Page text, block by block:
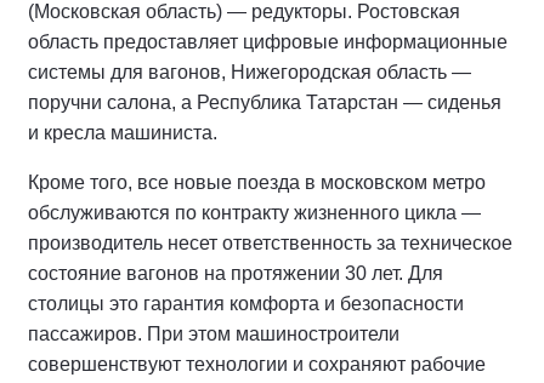
(Московская область) — редукторы. Ростовская
область предоставляет цифровые информационные
системы для вагонов, Нижегородская область —
поручни салона, а Республика Татарстан — сиденья
и кресла машиниста.
Кроме того, все новые поезда в московском метро
обслуживаются по контракту жизненного цикла —
производитель несет ответственность за техническое
состояние вагонов на протяжении 30 лет. Для
столицы это гарантия комфорта и безопасности
пассажиров. При этом машиностроители
совершенствуют технологии и сохраняют рабочие